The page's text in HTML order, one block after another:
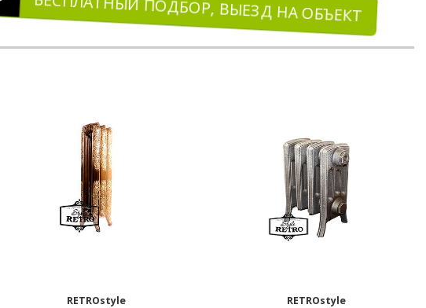
БЕСПЛАТНЫЙ ПОДБОР, ВЫЕЗД НА ОБЪЕКТ
RETROstyle RETROstyle